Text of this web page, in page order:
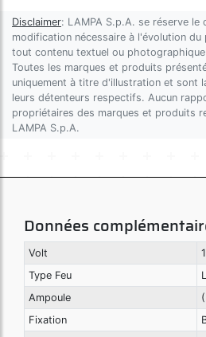
Disclaimer: LAMPA S.p.A. se réserve
modification nécessaire à l'évolution
tout contenu textuel ou
Toutes les marques et produits
uniquement à titre d'illustration et sont
leurs détenteurs respectifs. Aucun
propriétaires des marques et produits
LAMPA S.p.A.
Données
Volt
Type Feu
Ampoule
Fixation